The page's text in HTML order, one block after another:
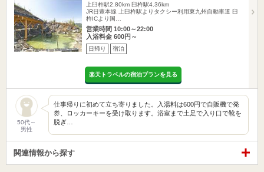
上臼杵駅2.80km 臼杵駅4.36km
JR日豊本線 上臼杵駅よりタクシー利用東九州自動車道 臼
杵ICより国…
営業時間 10:00～22:00
入浴料金 600円～
日帰り 宿泊
楽天トラベルの宿泊プランを見る
50代～
男性
仕事帰りに初めて立ち寄りました。入湯料は600円で自販機で発
券、ロッカーキーを受け取ります。浴室まで土足で入り口で靴を
脱ぎ…
関連情報から探す